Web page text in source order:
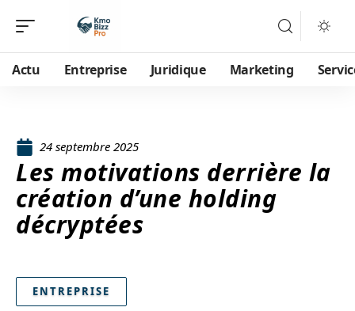
Actu Entreprise Juridique Marketing
24 septembre 2025
Les motivations derrière la
création d’une holding
décryptées
ENTREPRISE